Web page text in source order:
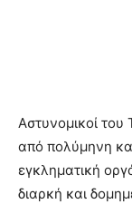
Αστυνομικοί
από πολύμηνη
εγκληματική
διαρκή και